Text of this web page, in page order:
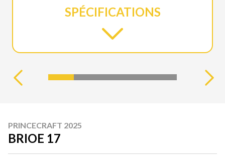
SPÉCIFICATIONS
PRINCECRAFT 2025
BRIOE 17